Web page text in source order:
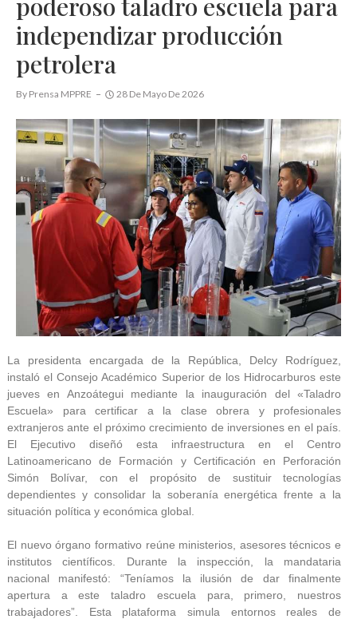
independizar producción
petrolera
By Prensa MPPRE 28 De Mayo De 2026
La presidenta encargada de la República, Delcy Rodríguez,
instaló el Consejo Académico Superior de los Hidrocarburos este
jueves en Anzoátegui mediante la inauguración del «Taladro
Escuela» para certificar a la clase obrera y profesionales
extranjeros ante el próximo crecimiento de inversiones en el país.
El Ejecutivo diseñó esta infraestructura en el Centro
Latinoamericano de Formación y Certificación en Perforación
Simón Bolívar, con el propósito de sustituir tecnologías
dependientes y consolidar la soberanía energética frente a la
situación política y económica global.
El nuevo órgano formativo reúne ministerios, asesores técnicos e
institutos científicos. Durante la inspección, la mandataria
nacional manifestó: “Teníamos la ilusión de dar finalmente
apertura a este taladro escuela para, primero, nuestros
trabajadores”. Esta plataforma simula entornos reales de